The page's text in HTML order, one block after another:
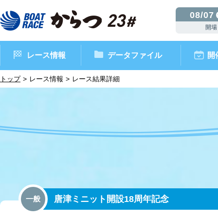
08/07
開場
レース情報 データファイル 開
トップ レース情報 レース結果詳細
一般 唐津ミニット開設18周年記念